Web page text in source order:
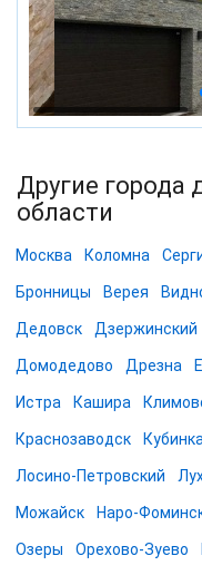
Другие города
области
Москва Коломна
Бронницы Верея
Дедовск Дзержинский
Домодедово Дрезна
Истра Кашира
Краснозаводск Кубинка
Лосино-Петровский
Можайск Наро-
Озеры Орехово-Зуево